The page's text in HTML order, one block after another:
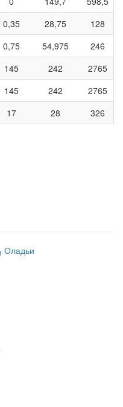
0,35 28,75
128
0,75 54,975
246
145 242
2765
145 242
2765
17 28 326
Оладьи